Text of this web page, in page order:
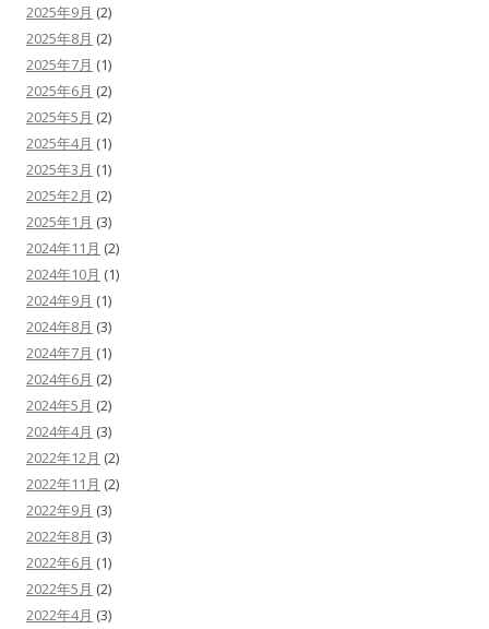
2025年9月 (2)
2025年8月 (2)
2025年7月 (1)
2025年6月 (2)
2025年5月 (2)
2025年4月 (1)
2025年3月 (1)
2025年2月 (2)
2025年1月 (3)
2024年11月 (2)
2024年10月 (1)
2024年9月 (1)
2024年8月 (3)
2024年7月 (1)
2024年6月 (2)
2024年5月 (2)
2024年4月 (3)
2022年12月 (2)
2022年11月 (2)
2022年9月 (3)
2022年8月 (3)
2022年6月 (1)
2022年5月 (2)
2022年4月 (3)